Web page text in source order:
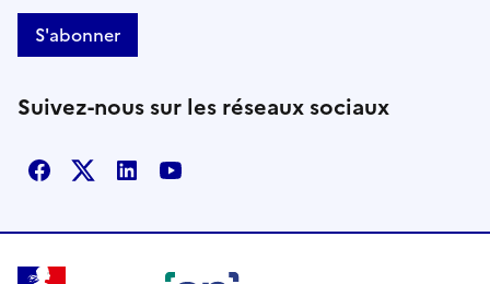
S'abonner
Suivez-nous sur les réseaux sociaux
Facebook
X LinkedinYoutube